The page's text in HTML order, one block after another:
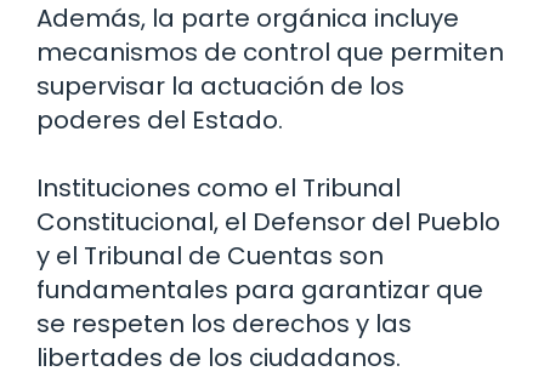
Además, la parte orgánica incluye
mecanismos de control que permiten
supervisar la actuación de los
poderes del Estado.
Instituciones como el Tribunal
Constitucional, el Defensor del Pueblo
y el Tribunal de Cuentas son
fundamentales para garantizar que
se respeten los derechos y las
libertades de los ciudadanos.